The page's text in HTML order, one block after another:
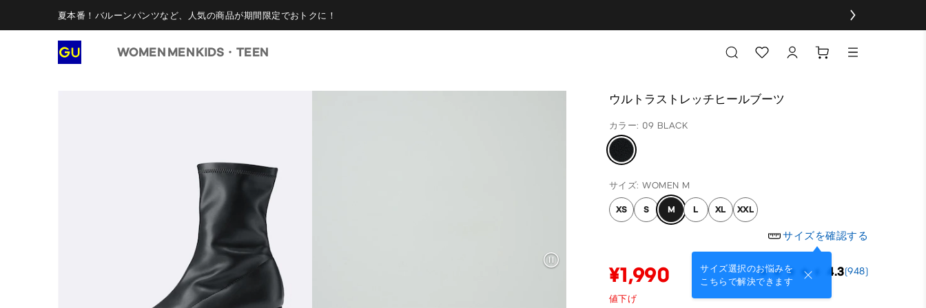
夏本番！バルーンパンツなど、人気の商品が期間限定でおトクに！
WOMEN MENKIDS・TEEN
ウルトラストレッチヒールブーツ
カラー: 09 BLACK
サイズ: WOMEN M
XS S M L XL XXL
サイズを確認する
サイズ選択のお悩みを
こちらで解決できます
¥1,990 4.3(948)
値下げ